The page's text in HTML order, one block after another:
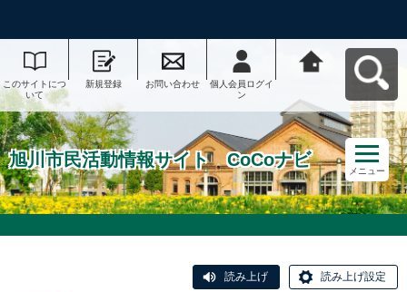
このサイトにつ
いて
新規登録 お問い合わせ
個人会員ログイ
ン
ナビへ戻る
旭川市民活動情報サイト CoCoナビ
メニュー
読み上げ 読み上げ設定